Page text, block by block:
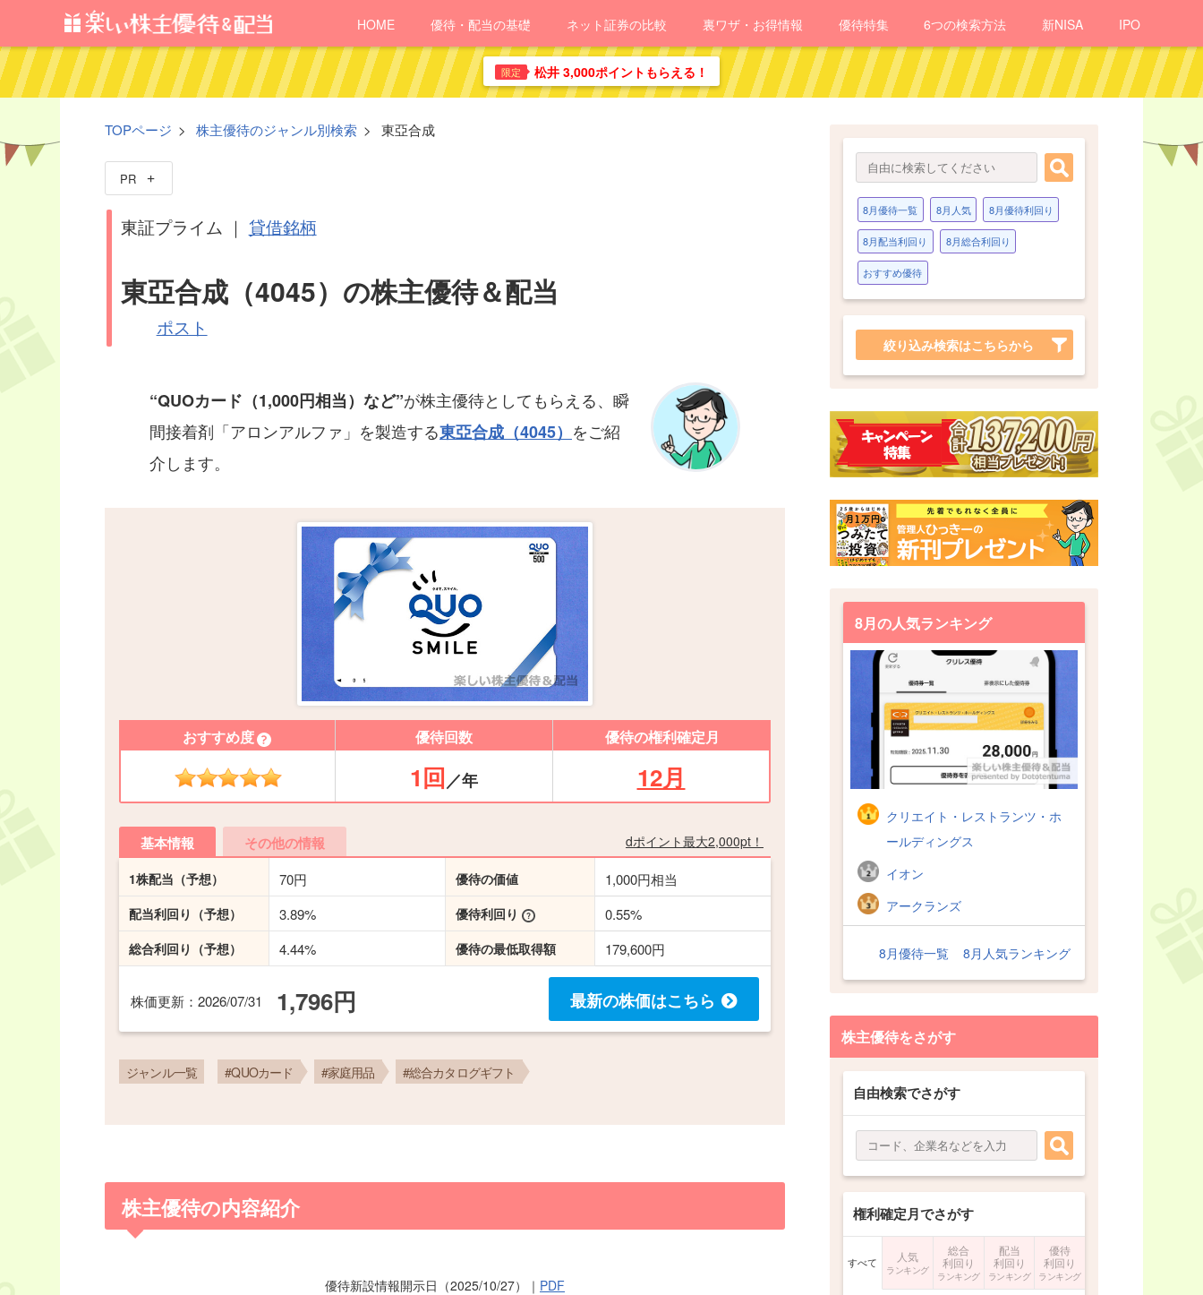
HOME 優待・配当の基礎 ネット証券の比較 裏ワザ・お得情報 優待特集 6つの検索方法 新NISA IPO
限定 松井 3,000ポイントもらえる！
TOPページ 株主優待のジャンル別検索 東亞合成
PR
東証プライム ｜ 貸借銘柄
東亞合成（4045）の株主優待＆配当
ポスト
“QUOカード（1,000円相当）など”が株主優待としてもらえる、瞬
間接着剤「アロンアルファ」を製造する東亞合成（4045） をご紹
介します。
おすすめ度 優待回数 優待の権利確定月
1回／年 12月
基本情報 その他の情報 dポイント最大2,000pt！
1株配当 （予想） 70円 優待の価値 1,000円相当
配当利回り （予想） 3.89% 優待利回り 0.55%
総合利回り （予想） 4.44% 優待の最低取得額 179,600円
1,796円
株価更新：2026/07/31 最新の株価はこちら
ジャンル一覧 #QUOカード #家庭用品 #総合カタログギフト
株主優待の内容紹介
優待新設情報開示日（2025/10/27）｜ PDF
8月優待一覧 8月人気 8月優待利回り
8月配当利回り 8月総合利回り
おすすめ優待
絞り込み検索はこちらから
8月の人気ランキング
クリエイト・レストランツ・ホ
ールディングス
イオン
アークランズ
8月優待一覧 8月人気ランキング
株主優待をさがす
自由検索でさがす
権利確定月でさがす
すべて 人気
ランキング
総合
利回り
ランキング
配当
利回り
ランキング
優待
利回り
ランキング